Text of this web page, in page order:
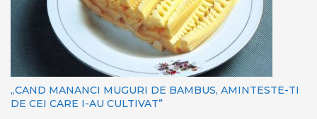
„CAND MANANCI MUGURI DE BAMBUS, AMINTESTE-TI
DE CEI CARE I-AU CULTIVAT”